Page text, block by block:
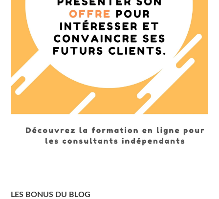
LES BONUS DU BLOG